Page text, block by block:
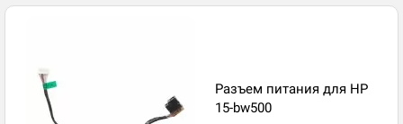
Разъем питания для HP
15-bw500